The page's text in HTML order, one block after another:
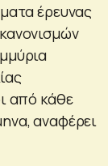
έρευνας
από κάθε
αναφέρει